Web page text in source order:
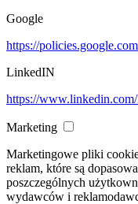
Google
https://
LinkedIN
https://
Marketing
Marketingowe pliki
reklam, które są
poszczególnych
wydawców i